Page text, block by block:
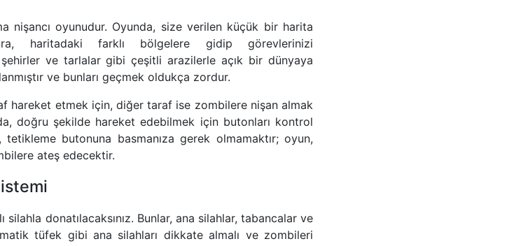
nişancı oyunudur. Oyunda, size verilen küçük bir harita
haritadaki farklı bölgelere gidip görevlerinizi
şehirler ve tarlalar gibi çeşitli arazilerle açık bir dünyaya
ve bunları geçmek oldukça zordur.
hareket etmek için, diğer taraf ise zombilere nişan almak
doğru şekilde hareket edebilmek için butonları kontrol
butonuna basmanıza gerek olmamaktır; oyun,
ateş edecektir.
donatılacaksınız. Bunlar, ana silahlar, tabancalar ve
tüfek gibi ana silahları dikkate almalı ve zombileri